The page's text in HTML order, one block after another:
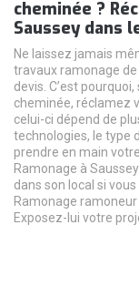
cheminée ?
Saussey dans
Ne laissez jamais
travaux ramonage
devis. C’est
cheminée, réclamez
celui-ci dépend de
technologies, le type
prendre en main
Ramonage à
dans son local si
Ramonage
Exposez-lui votre